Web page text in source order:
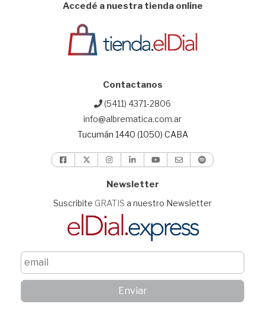
Accedé a nuestra tienda online
Contactanos
(5411) 4371-2806
info@albrematica.com.ar
Tucumán 1440 (1050) CABA
Newsletter
Suscribite GRATIS a nuestro Newsletter